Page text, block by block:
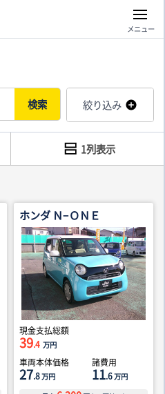
メニュー
検索 絞り込み
1列表示
ホンダ Ｎ−ＯＮＥ
現金支払総額
39.4 万円
車両本体価格
27.8万円
諸費用
11.6万円